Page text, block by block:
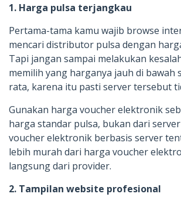
1. Harga pulsa terjangkau
Pertama-tama kamu wajib browse
mencari distributor pulsa dengan
Tapi jangan sampai melakukan
memilih yang harganya jauh di bawah
rata, karena itu pasti server tersebut
Gunakan harga voucher elektronik
harga standar pulsa, bukan dari
voucher elektronik berbasis server
lebih murah dari harga voucher
langsung dari provider.
2. Tampilan website profesional